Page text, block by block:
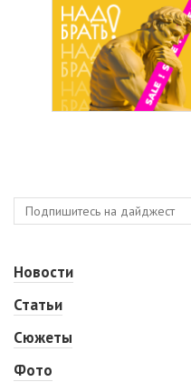
Новости
Статьи
Сюжеты
Фото